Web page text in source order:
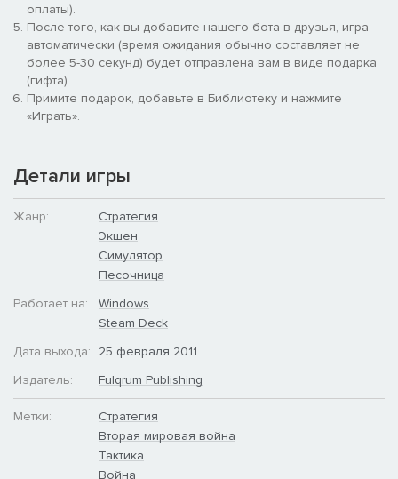
оплаты).
После того, как вы добавите нашего бота в друзья, игра
автоматически (время ожидания обычно составляет не
более 5-30 секунд) будет отправлена вам в виде подарка
(гифта).
Примите подарок, добавьте в Библиотеку и нажмите
«Играть».
Детали игры
Жанр:
Стратегия
Экшен
Симулятор
Песочница
Работает на:
Windows
Steam Deck
Дата выхода:
25 февраля 2011
Издатель:
Fulqrum Publishing
Метки:
Стратегия
Вторая мировая война
Тактика
Война